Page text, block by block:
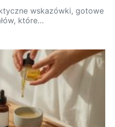
wskazówki, gotowe
które…